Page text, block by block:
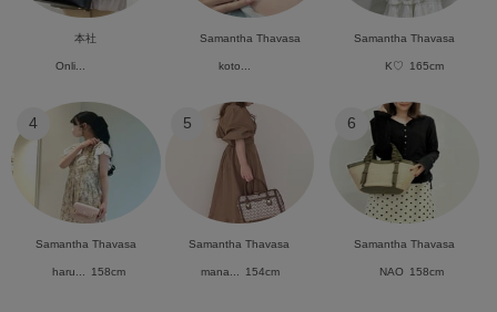
本社
Onli...
Samantha Thavasa
koto...
Samantha Thavasa
K♡ 165cm
4
Samantha Thavasa
haru... 158cm
5
Samantha Thavasa
mana... 154cm
6
Samantha Thavasa
NAO 158cm